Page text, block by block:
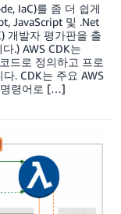
IaC)를 좀 더 쉽게
JavaScript 및 .Net
개발자 평가판을 출
.) AWS CDK는
드로 정의하고 프로
. CDK는 주요 AWS
명령어로 […]